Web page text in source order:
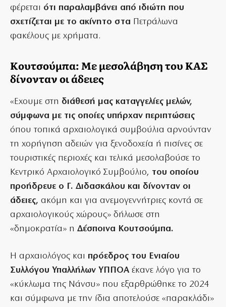
φέρεται ότι παραλαμβάνει από ιδιώτη που
σχετίζεται με το ακίνητο στα Πετράλωνα
φακέλους με χρήματα.
Κουτσούμπα: Με μεσολάβηση του ΚΑΣ
δίνονταν οι άδειες
«Εχουμε στη διάθεσή μας καταγγελίες μελών,
σύμφωνα με τις οποίες υπήρχαν περιπτώσεις
όπου τοπικά αρχαιολογικά συμβούλια αρνούνταν
τη χορήγηση αδειών για ξενοδοχεία ή πισίνες σε
τουριστικές περιοχές και τελικά μεσολαβούσε το
Κεντρικό Αρχαιολογικό Συμβούλιο, του οποίου
προήδρευε ο Γ. Διδασκάλου και δίνονταν οι
άδειες, ακόμη και για ανεμογεννήτριες κοντά σε
αρχαιολογικούς χώρους» δήλωσε στη
«δημοκρατία» η Δέσποινα Κουτσούμπα.
Η αρχαιολόγος και πρόεδρος του Ενιαίου
Συλλόγου Υπαλλήλων ΥΠΠΟΑ έκανε λόγο για το
«κύκλωμα της Νάνσυ» που εξαρθρώθηκε το 2024
και σύμφωνα με την ίδια αποτελούσε «παρακλάδι»